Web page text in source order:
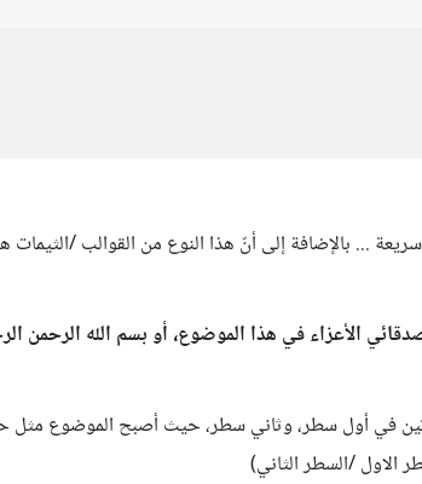
... بالإضافة إلى أنّ هذا النوع من القوالب /الثيمات
الأعزاء في هذا الموضوع، أو بسم الله الرحمن
في أول سطر، وثاني سطر، حيث أصبح الموضوع مثل